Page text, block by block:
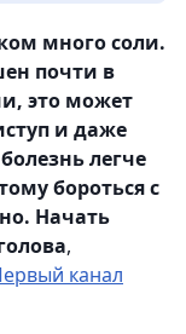
много соли.
почти в
это может
и даже
легче
бороться с
Начать
,
канал